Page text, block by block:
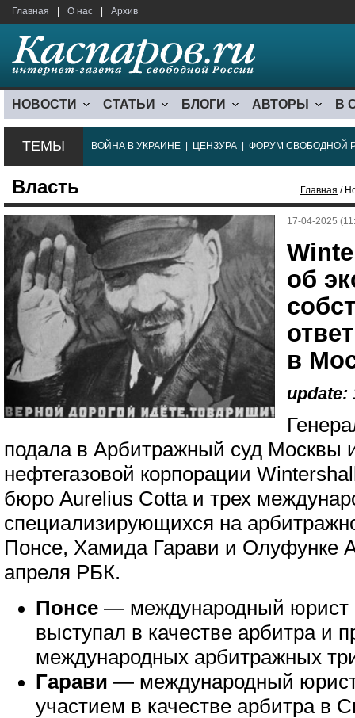
Главная О нас Архив
НОВОСТИ СТАТЬИ БЛОГИ АВТОРЫ В
ТЕМЫ ВОЙНА В УКРАИНЕ ЦЕНЗУРА ФОРУМ СВОБОДНОЙ
Власть Главная /
17-04-2025
об
в
update:
подала в Арбитражный суд Москвы
нефтегазовой корпорации
бюро Aurelius Cotta и трех
специализирующихся на
Понсе, Хамида Гарави и Олуфунке
апреля РБК.
Понсе — международный юрист
выступал в качестве арбитра и
международных арбитражных
Гарави — международный
участием в качестве арбитра в